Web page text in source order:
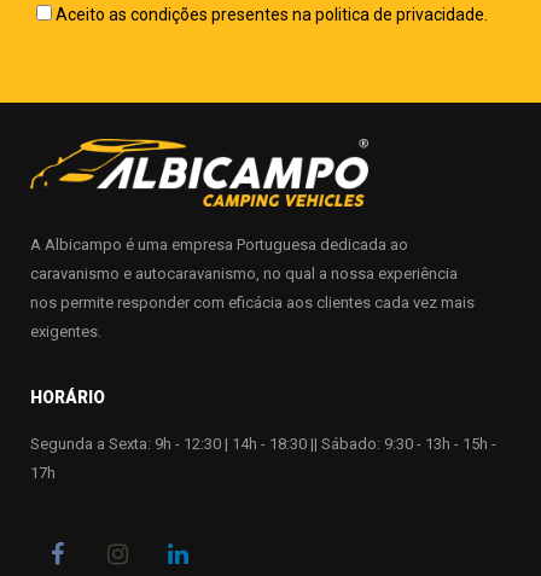
Aceito as condições presentes na politica de privacidade.
A Albicampo é uma empresa Portuguesa dedicada ao
caravanismo e autocaravanismo, no qual a nossa experiência
nos permite responder com eficácia aos clientes cada vez mais
exigentes.
HORÁRIO
Segunda a Sexta: 9h - 12:30 | 14h - 18:30 || Sábado: 9:30 - 13h - 15h -
17h